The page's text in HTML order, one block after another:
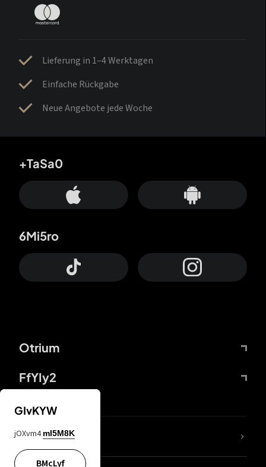
Lieferung in 1–4 Werktagen
Einfache Rückgabe
Neue Angebote jede Woche
Otrium
FfYIy2
+TaSa0
6Mi5ro
DDcvSo
GIvKYW
jOXvm4 mI5M8K
BMcLyf